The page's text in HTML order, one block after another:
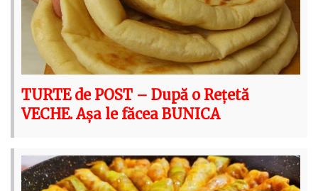
TURTE de POST – După o Rețetă
VECHE. Așa le făcea BUNICA